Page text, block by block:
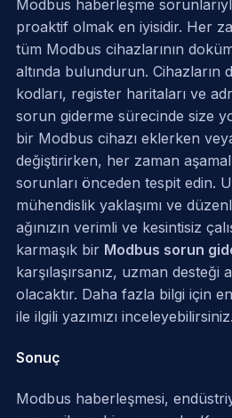
Modbus haberleşme
proaktif olmak en iyisidir. Her
tüm Modbus cihazlarının
altında bulundurun. Cihazların
kodları, register haritaları ve
sorun giderme sürecinde size
bir Modbus cihazı eklerken
değiştirirken, her zaman
sorunları önceden tespit edin.
mühendislik yaklaşımı ve
ağınızın verimli ve kesintisiz
karmaşık bir Modbus sorun
karşılaşırsanız, uzman desteği
olacaktır. Daha fazla bilgi için
ile ilgili yazımızı inceleyebilirsiniz.
Sonuç
Modbus haberleşmesi,